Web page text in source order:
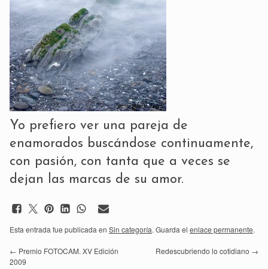
Yo prefiero ver una pareja de
enamorados buscándose continuamente,
con pasión, con tanta que a veces se
dejan las marcas de su amor.
Esta entrada fue publicada en Sin categoría. Guarda el enlace permanente.
← Premio FOTOCAM. XV Edición
2009
Redescubriendo lo cotidiano →